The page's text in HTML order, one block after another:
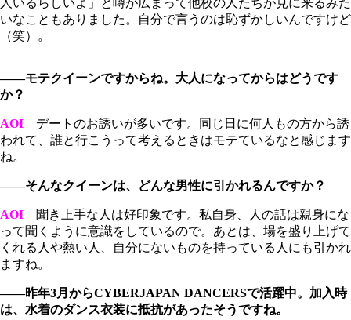
人いるらしいよ」と噂が広まって他校の人たちが見に来るみた
いなこともありました。自分で言うのは恥ずかしいんですけど
（笑）。
――モテクイーンですからね。大人になってからはどうです
か？
AOI デートのお誘いが多いです。同じ日に何人もの方から誘
われて、誰と行こうって考えるときはモテているなと感じます
ね。
――そんなクイーンは、どんな男性に引かれるんですか？
AOI 聞き上手な人は好印象です。私自身、人の話は親身にな
って聞くように意識をしているので。あとは、場を盛り上げて
くれる人や熱い人、自分にないものを持っている人にも引かれ
ますね。
――昨年3月からCYBERJAPAN DANCERSで活躍中。加入時
は、水着のダンス衣装に抵抗があったそうですね。